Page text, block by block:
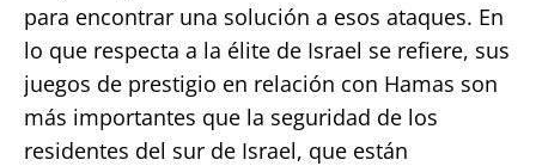
para encontrar una solución a esos ataques. En
lo que respecta a la élite de Israel se refiere, sus
juegos de prestigio en relación con Hamas son
más importantes que la seguridad de los
residentes del sur de Israel, que están